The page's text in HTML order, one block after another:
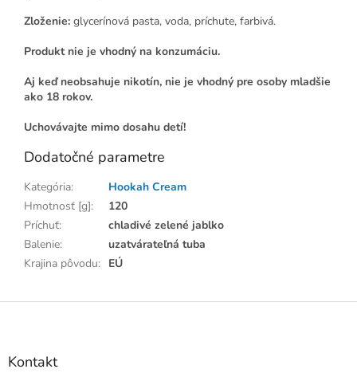
Zloženie: glycerínová pasta, voda, príchute, farbivá.
Produkt nie je vhodný na konzumáciu.
Aj keď neobsahuje nikotín, nie je vhodný pre osoby mladšie
ako 18 rokov.
Uchovávajte mimo dosahu detí!
Dodatočné parametre
Kategória:
Hookah Cream
Hmotnosť [g]:
120
Príchuť:
chladivé zelené jablko
Balenie:
uzatvárateľná tuba
Krajina pôvodu: EÚ
Z
Kontakt